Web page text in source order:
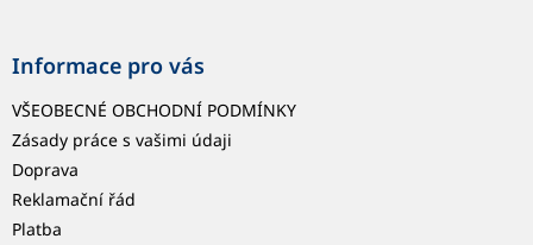
Informace pro vás
VŠEOBECNÉ OBCHODNÍ PODMÍNKY
Zásady práce s vašimi údaji
Doprava
Reklamační řád
Platba